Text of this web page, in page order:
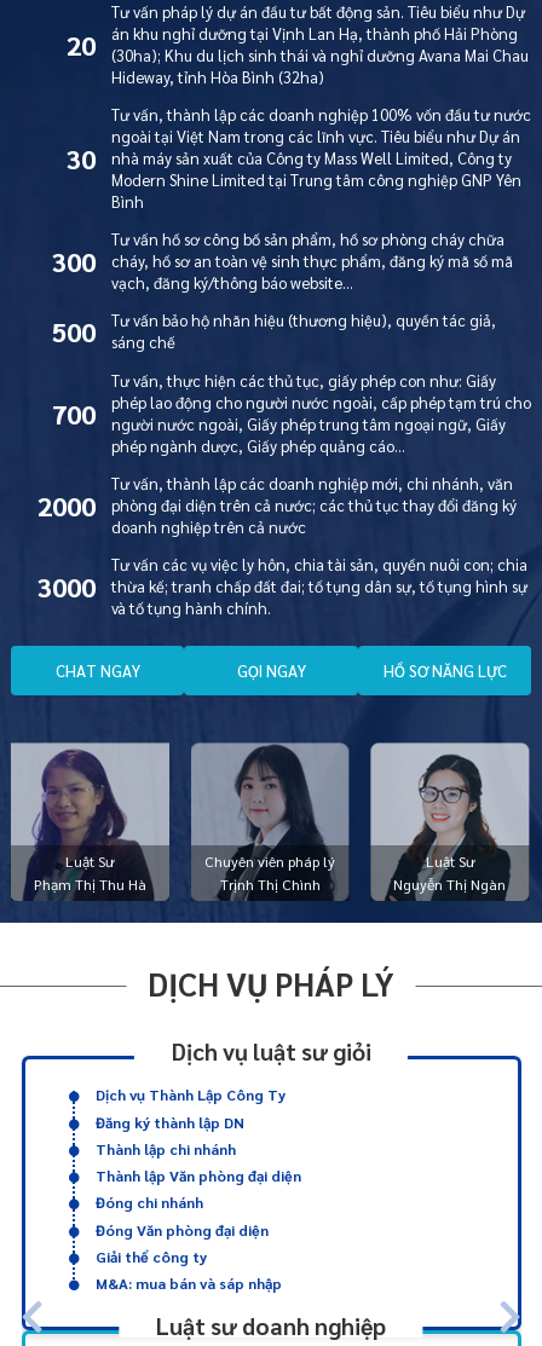
Luật Sư
Phạm Thị Thu Hà
Chuyên viên pháp lý
Trịnh Thị Chình
Luật Sư
Nguyễn Thị Ngàn
20
Tư vấn pháp lý dự án đầu tư bất động sản. Tiêu biểu như Dự
án khu nghỉ dưỡng tại Vịnh Lan Hạ, thành phố Hải Phòng
(30ha); Khu du lịch sinh thái và nghỉ dưỡng Avana Mai Chau
Hideway, tỉnh Hòa Bình (32ha)
30
Tư vấn, thành lập các doanh nghiệp 100% vốn đầu tư nước
ngoài tại Việt Nam trong các lĩnh vực. Tiêu biểu như Dự án
nhà máy sản xuất của Công ty Mass Well Limited, Công ty
Modern Shine Limited tại Trung tâm công nghiệp GNP Yên
Bình
300
Tư vấn hồ sơ công bố sản phẩm, hồ sơ phòng cháy chữa
cháy, hồ sơ an toàn vệ sinh thực phẩm, đăng ký mã số mã
vạch, đăng ký/thông báo website…
500
Tư vấn bảo hộ nhãn hiệu (thương hiệu), quyền tác giả,
sáng chế
700
Tư vấn, thực hiện các thủ tục, giấy phép con như: Giấy
phép lao động cho người nước ngoài, cấp phép tạm trú cho
người nước ngoài, Giấy phép trung tâm ngoại ngữ, Giấy
phép ngành dược, Giấy phép quảng cáo…
2000
Tư vấn, thành lập các doanh nghiệp mới, chi nhánh, văn
phòng đại diện trên cả nước; các thủ tục thay đổi đăng ký
doanh nghiệp trên cả nước
3000
Tư vấn các vụ việc ly hôn, chia tài sản, quyền nuôi con; chia
thừa kế; tranh chấp đất đai; tố tụng dân sự, tố tụng hình sự
và tố tụng hành chính.
CHAT NGAY GỌI NGAY HỒ SƠ NĂNG LỰC
DỊCH VỤ PHÁP LÝ
Dịch vụ luật sư giỏi
Dịch vụ Thành Lập Công Ty
Đăng ký thành lập DN
Thành lập chi nhánh
Thành lập Văn phòng đại diện
Đóng chi nhánh
Đóng Văn phòng đại diện
Giải thể công ty
M&A: mua bán và sáp nhập
Luật sư doanh nghiệp